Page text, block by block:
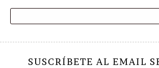
SUSCRÍBETE AL EMAIL